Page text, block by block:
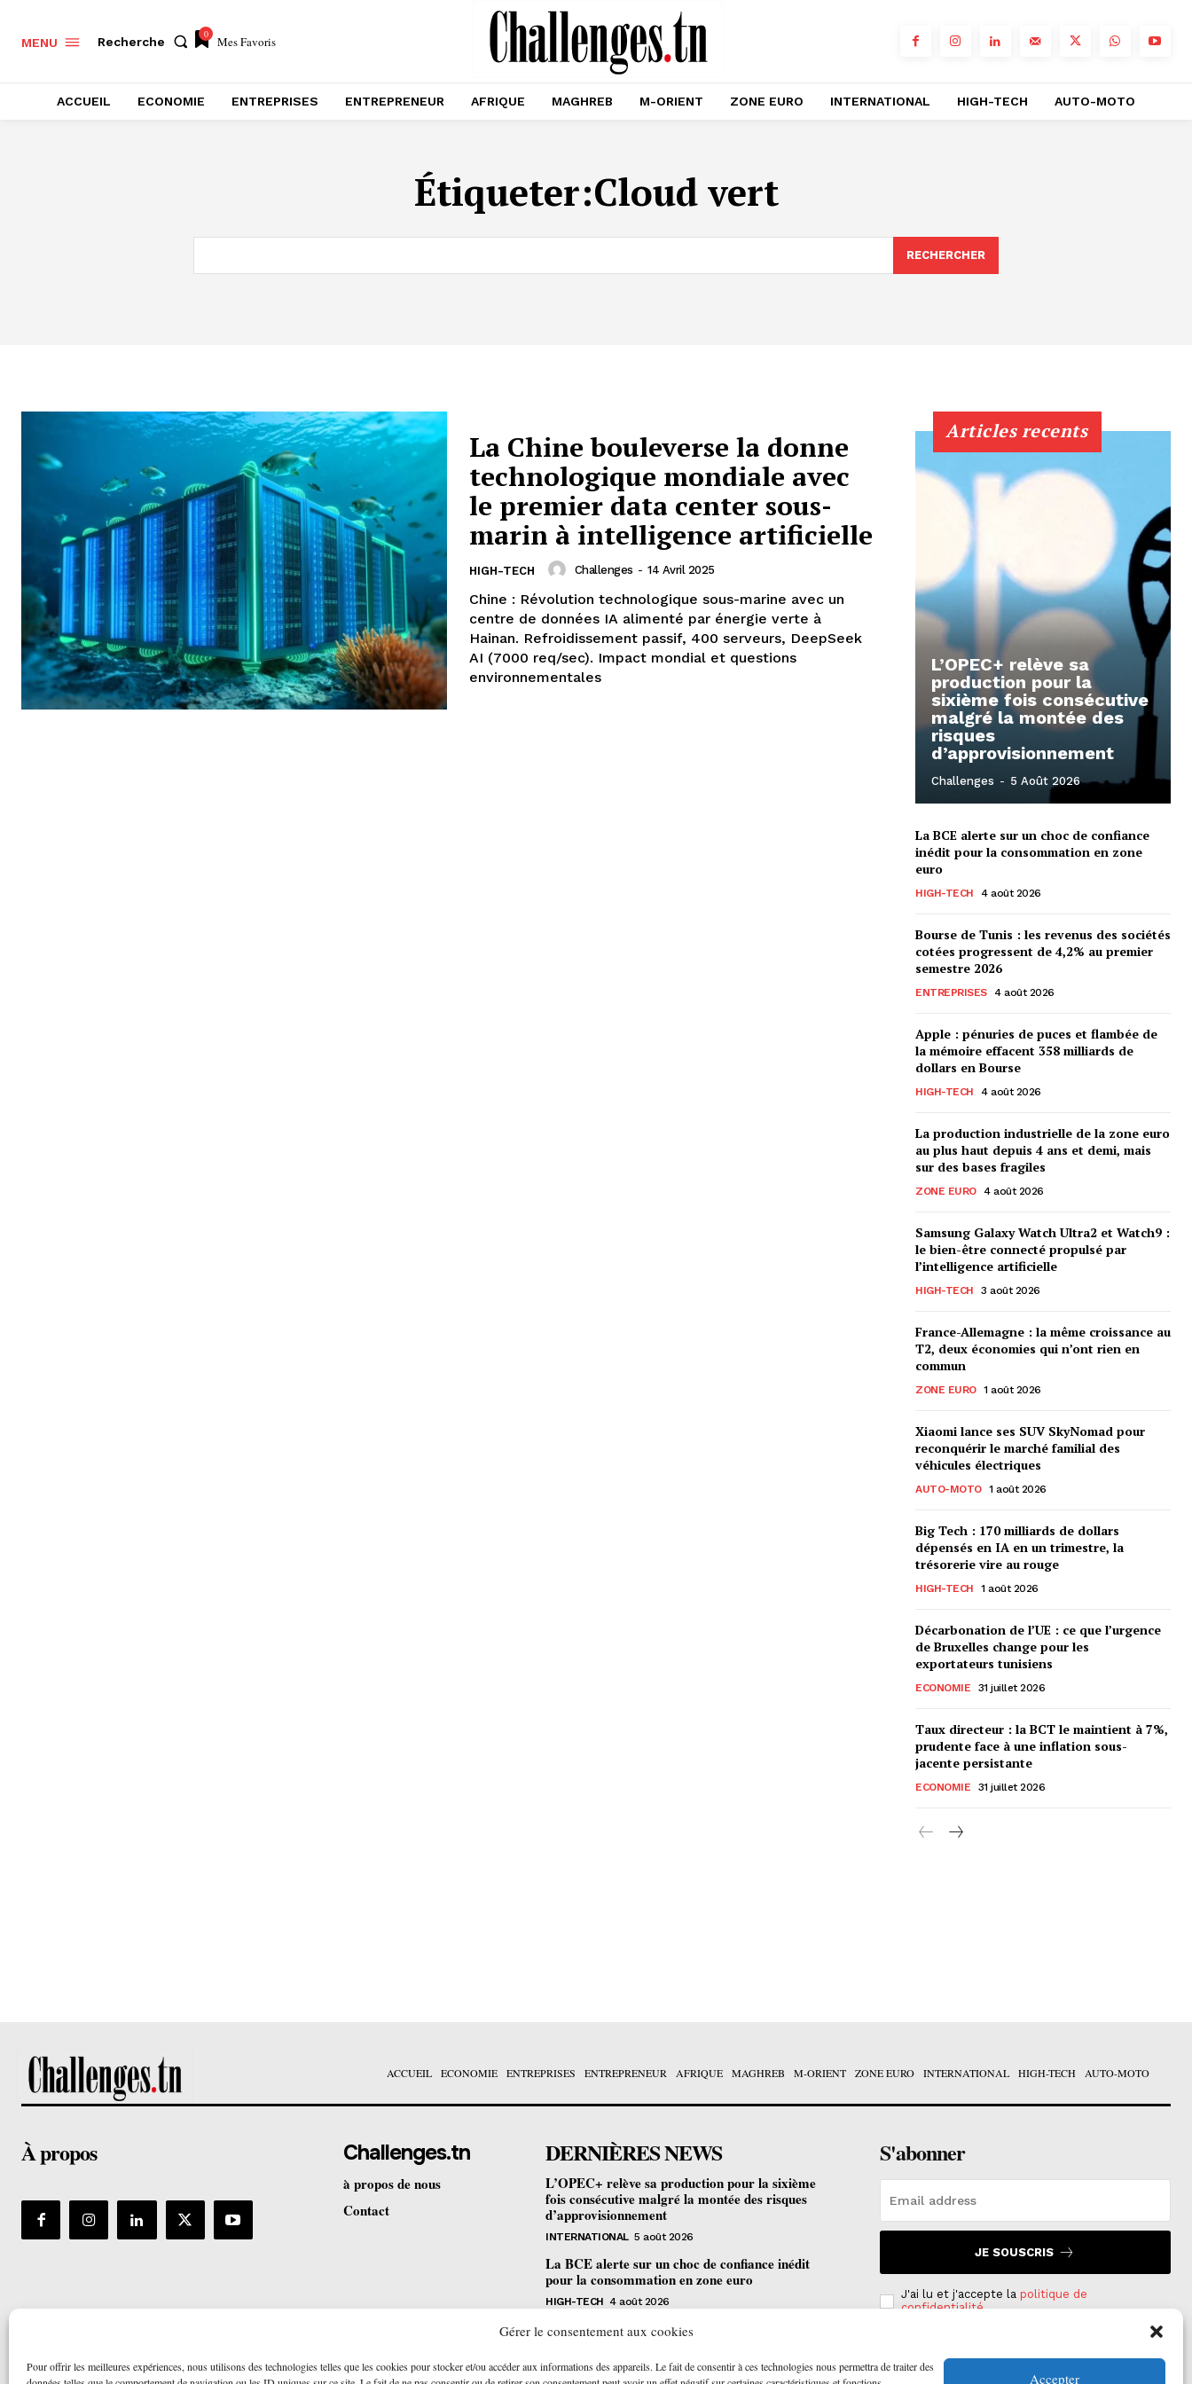
Gérer le consentement aux cookies
Pour offrir les meilleures expériences, nous utilisons des technologies telles que les cookies pour stocker et/ou accéder aux informations des appareils. Le fait de consentir à ces technologies nous permettra de traiter des
Accepter
MENU Recherche
0 Mes Favoris
ACCUEIL ECONOMIE ENTREPRISES ENTREPRENEUR AFRIQUE MAGHREB M-ORIENT ZONE EURO INTERNATIONAL HIGH-TECH AUTO-MOTO
Étiqueter:Cloud vert
RECHERCHER
La Chine bouleverse la donne
technologique mondiale avec
le premier data center sous-
marin à intelligence artificielle
HIGH-TECH Challenges - 14 Avril 2025
Chine : Révolution technologique sous-marine avec un
centre de données IA alimenté par énergie verte à
Hainan. Refroidissement passif, 400 serveurs, DeepSeek
AI (7000 req/sec). Impact mondial et questions
environnementales
Articles recents
L’OPEC+ relève sa
production pour la
sixième fois consécutive
malgré la montée des
risques
d’approvisionnement
Challenges - 5 Août 2026
La BCE alerte sur un choc de confiance
inédit pour la consommation en zone
euro
HIGH-TECH 4 août 2026
Bourse de Tunis : les revenus des sociétés
cotées progressent de 4,2% au premier
semestre 2026
ENTREPRISES 4 août 2026
Apple : pénuries de puces et flambée de
la mémoire effacent 358 milliards de
dollars en Bourse
HIGH-TECH 4 août 2026
La production industrielle de la zone euro
au plus haut depuis 4 ans et demi, mais
sur des bases fragiles
ZONE EURO 4 août 2026
Samsung Galaxy Watch Ultra2 et Watch9 :
le bien-être connecté propulsé par
l’intelligence artificielle
HIGH-TECH 3 août 2026
France-Allemagne : la même croissance au
T2, deux économies qui n’ont rien en
commun
ZONE EURO 1 août 2026
Xiaomi lance ses SUV SkyNomad pour
reconquérir le marché familial des
véhicules électriques
AUTO-MOTO 1 août 2026
Big Tech : 170 milliards de dollars
dépensés en IA en un trimestre, la
trésorerie vire au rouge
HIGH-TECH 1 août 2026
Décarbonation de l’UE : ce que l’urgence
de Bruxelles change pour les
exportateurs tunisiens
ECONOMIE 31 juillet 2026
Taux directeur : la BCT le maintient à 7%,
prudente face à une inflation sous-
jacente persistante
ECONOMIE 31 juillet 2026
ACCUEIL ECONOMIE ENTREPRISES ENTREPRENEUR AFRIQUE MAGHREB M-ORIENT ZONE EURO INTERNATIONAL HIGH-TECH AUTO-MOTO
À propos Challenges.tn
à propos de nous
Contact
DERNIÈRES NEWS
L’OPEC+ relève sa production pour la sixième
fois consécutive malgré la montée des risques
d’approvisionnement
INTERNATIONAL 5 août 2026
La BCE alerte sur un choc de confiance inédit
pour la consommation en zone euro
HIGH-TECH 4 août 2026
Bourse de Tunis : les revenus des sociétés cotées
ENTREPRISES 4 août 2026
S'abonner
JE SOUSCRIS
J'ai lu et j'accepte la politique de
confidentialité.